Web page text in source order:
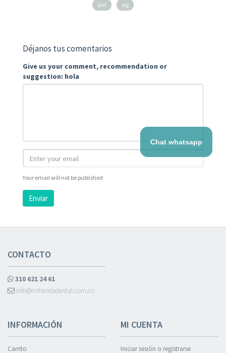
ant sig
Déjanos tus comentarios
Give us your comment, recommendation or
suggestion: hola
Your email will not be published
Enviar
CONTACTO
310 621 24 61
info@mitiendadental.com.co
INFORMACIÓN
Carrito
MI CUENTA
Iniciar sesión o registrarse
Chat whatsapp